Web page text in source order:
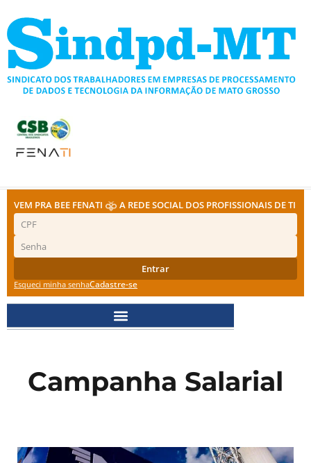
para
conteúdo
VEM PRA BEE FENATI A REDE SOCIAL DOS PROFISSIONAIS DE TI
Entrar
Esqueci minha senhaCadastre-se
Campanha Salarial
PagePage